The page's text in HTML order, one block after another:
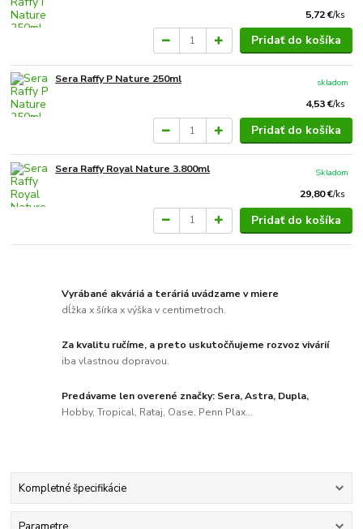
5,72 €/ks
Pridať do košíka
Sera Raffy P Nature 250ml
4,53 €/ks
skladom
Pridať do košíka
Sera Raffy Royal Nature 3.800ml
29,80 €/ks
Skladom
Pridať do košíka
Vyrábané akváriá a teráriá uvádzame v miere
dĺžka x šírka x výška v centimetroch.
Za kvalitu ručíme, a preto uskutočňujeme rozvoz vivárií
iba vlastnou dopravou.
Predávame len overené značky: Sera, Astra, Dupla,
Hobby, Tropical, Rataj, Oase, Penn Plax...
Kompletné špecifikácie